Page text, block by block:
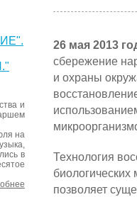
и
на
в
26 мая 2013
сбережение
и охраны
Технология
позволяет